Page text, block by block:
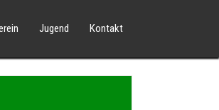
Jugend Kontakt